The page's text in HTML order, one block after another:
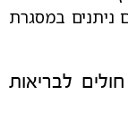
ניתנים במסגרת
לבריאות